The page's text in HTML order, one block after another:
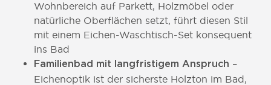
Wohnbereich auf Parkett, Holzmöbel oder
natürliche Oberflächen setzt, führt diesen Stil
mit einem Eichen-Waschtisch-Set konsequent
ins Bad
Familienbad mit langfristigem Anspruch –
Eichenoptik ist der sicherste Holzton im Bad,